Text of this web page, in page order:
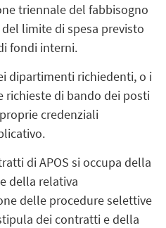
triennale del fabbisogno
limite di spesa previsto
fondi interni.
dipartimenti richiedenti, o i
di bando dei posti
credenziali
di APOS si occupa della
della relativa
delle procedure selettive
dei contratti e della